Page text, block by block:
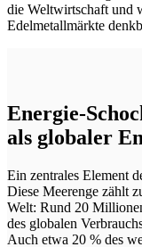
die Weltwirtschaft und
Edelmetallmärkte
Energie-
als globaler
Ein zentrales Element
Diese Meerenge zählt
Welt: Rund 20
des globalen
Auch etwa 20 % des